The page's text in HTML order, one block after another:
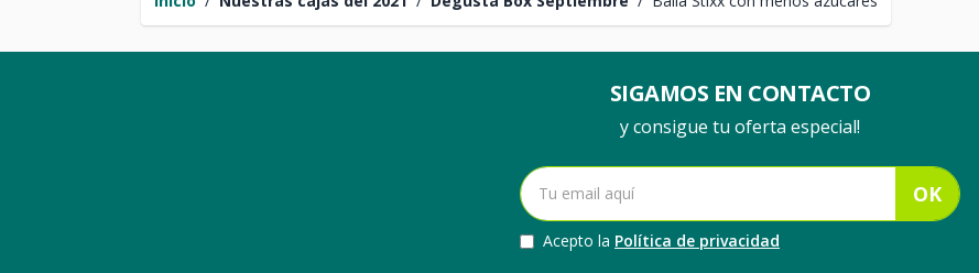
SIGAMOS EN CONTACTO
y consigue tu oferta especial!
OK
Acepto la Política de privacidad